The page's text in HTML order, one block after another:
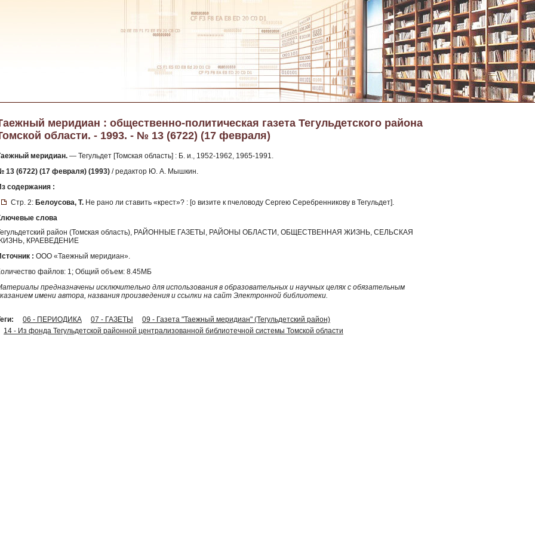
меридиан : общественно-политическая газета Тегульдетского района
области. - 1993. - № 13 (6722) (17 февраля)
меридиан. — Тегульдет [Томская область] : Б. и., 1952-1962, 1965-1991.
13 (6722) (17 февраля) (1993) / редактор Ю. А. Мышкин.
содержания :
Стр. 2: Белоусова, Т. Не рано ли ставить «крест»? : [о визите к пчеловоду Сергею Серебренникову в Тегульдет].
слова
район (Томская область), РАЙОННЫЕ ГАЗЕТЫ, РАЙОНЫ ОБЛАСТИ, ОБЩЕСТВЕННАЯ ЖИЗНЬ, СЕЛЬСКАЯ
КРАЕВЕДЕНИЕ
: ООО «Таежный меридиан».
файлов: 1; Общий объем: 8.45МБ
предназначены исключительно для использования в образовательных и научных целях с обязательным
имени автора, названия произведения и ссылки на сайт Электронной библиотеки.
06 - ПЕРИОДИКА 07 - ГАЗЕТЫ
09 - Газета "Таежный меридиан" (Тегульдетский район)
14 - Из фонда Тегульдетской районной централизованной библиотечной системы Томской области